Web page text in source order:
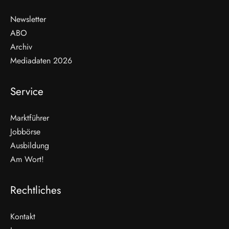
Newsletter
ABO
Archiv
Mediadaten 2026
Service
Marktführer
Jobbörse
Ausbildung
Am Wort!
Rechtliches
Kontakt